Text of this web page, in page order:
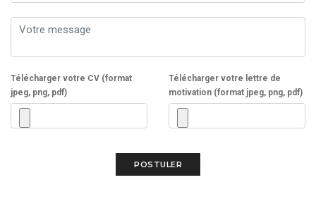
Télécharger votre CV (format
jpeg, png, pdf)
Télécharger votre lettre de
motivation (format jpeg, png, pdf)